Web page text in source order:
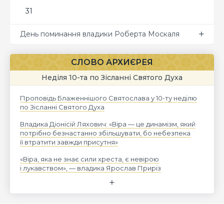
31
День поминання владики Роберта Москаля
СЛОВО АРХИЄРЕЯ
Неділя 10-та по Зісланні Святого Духа
Проповідь Блаженнішого Святослава у 10-ту неділю
по Зісланні Святого Духа
Владика Діонісій Ляхович: «Віра — це динамізм, який
потрібно безнастанно збільшувати, бо небезпека
її втратити завжди присутня»
«Віра, яка не знає сили хреста, є невірою
і лукавством», — владика Ярослав Приріз